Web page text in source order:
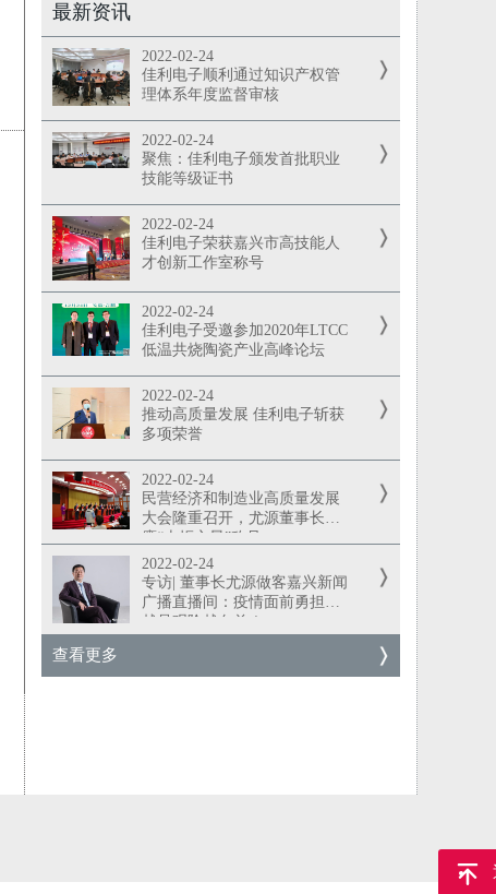
最新资讯
2022-02-24
佳利电子顺利通过知识产权管
理体系年度监督审核
2022-02-24
聚焦：佳利电子颁发首批职业
技能等级证书
2022-02-24
佳利电子荣获嘉兴市高技能人
才创新工作室称号
2022-02-24
佳利电子受邀参加2020年LTCC
低温共烧陶瓷产业高峰论坛
2022-02-24
推动高质量发展 佳利电子斩获
多项荣誉
2022-02-24
民营经济和制造业高质量发展
大会隆重召开，尤源董事长荣
膺“火炬之星”称号
2022-02-24
专访| 董事长尤源做客嘉兴新闻
广播直播间：疫情面前勇担当
越是艰险越向前！
查看更多